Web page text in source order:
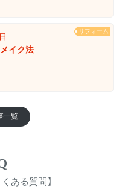
リフォーム
イク法
一覧
ある質問】